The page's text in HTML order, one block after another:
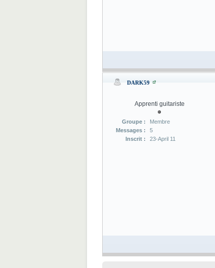
DARK59
Apprenti guitariste
Groupe :
Membre
Messages :
5
Inscrit :
23-April 11